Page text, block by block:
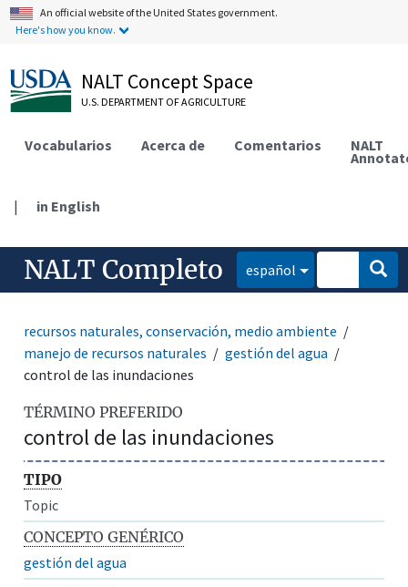
An official website of the United States government.
Here's how you know.
NALT Concept Space
U.S. DEPARTMENT OF AGRICULTURE
Vocabularios Acerca de Comentarios NALT
| in English
NALT Completo español
recursos naturales, conservación, medio ambiente
manejo de recursos naturales
gestión del agua
control de las inundaciones
TÉRMINO PREFERIDO
control de las inundaciones
TIPO
Topic
CONCEPTO GENÉRICO
gestión del agua